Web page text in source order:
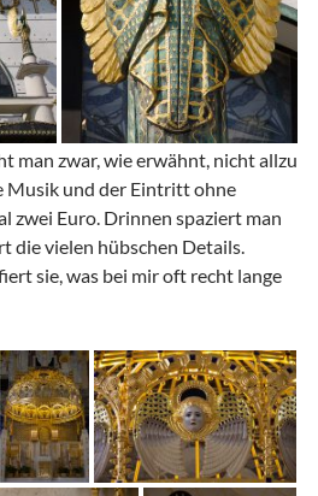
man zwar, wie erwähnt, nicht allzu
Musik und der Eintritt ohne
zwei Euro. Drinnen spaziert man
die vielen hübschen Details.
sie, was bei mir oft recht lange